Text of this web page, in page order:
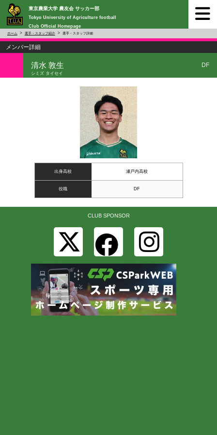
東京農業大学 農友会 サッカー部
Tokyo University of Agriculture football
Club Official Homepage
ホーム 選手・スタッフ紹介 選手・スタッフ詳細
メンバー詳細
清水 敦生
シミズ タイセイ
DF
出身高校 瀬戸内高校
役職 DF
CLUB SPONSOR